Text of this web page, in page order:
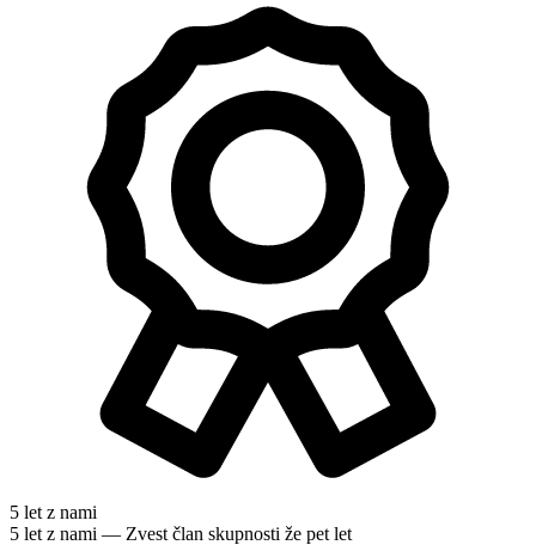
5 let z nami
5 let z nami — Zvest član skupnosti že pet let